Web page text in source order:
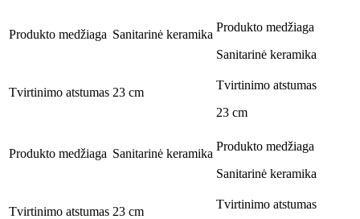
Produkto medžiaga Sanitarinė keramika
Produkto medžiaga
Sanitarinė keramika
Tvirtinimo atstumas 23 cm
Tvirtinimo atstumas
23 cm
Produkto medžiaga Sanitarinė keramika
Produkto medžiaga
Sanitarinė keramika
Tvirtinimo atstumas 23 cm
Tvirtinimo atstumas